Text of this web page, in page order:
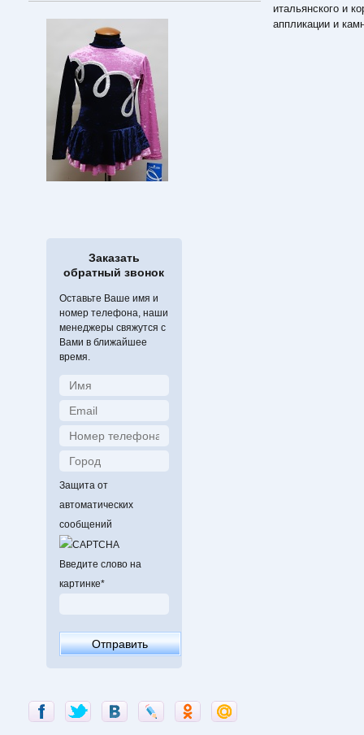
Заказать
обратный звонок
Оставьте Ваше имя и
номер телефона, наши
менеджеры свяжутся с
Вами в ближайшее
время.
Защита от
автоматических
сообщений
Введите слово на
картинке*
итальянского и
аппликации и